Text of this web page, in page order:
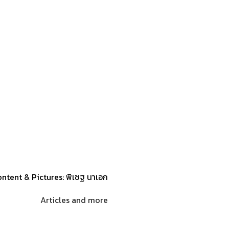
& Pictures: พิเชฐ นาเอก
Articles and more